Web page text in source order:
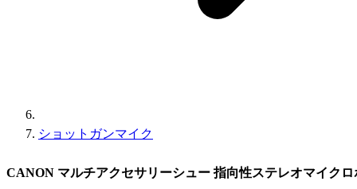
ショットガンマイク
CANON マルチアクセサリーシュー 指向性ステレオマイク